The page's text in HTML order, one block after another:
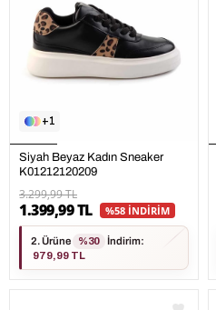
1
Siyah Beyaz Kadın Sneaker
K01212120209
3.299,99 TL
1.399,99 TL %58 İNDİRİM
2. Ürüne %30 İndirim:
979,99 TL